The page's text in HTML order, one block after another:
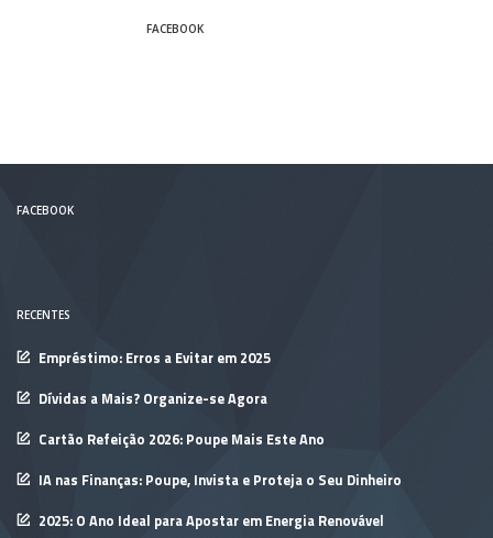
FACEBOOK
FACEBOOK
RECENTES
Empréstimo: Erros a Evitar em 2025
Dívidas a Mais? Organize-se Agora
Cartão Refeição 2026: Poupe Mais Este Ano
IA nas Finanças: Poupe, Invista e Proteja o Seu Dinheiro
2025: O Ano Ideal para Apostar em Energia Renovável